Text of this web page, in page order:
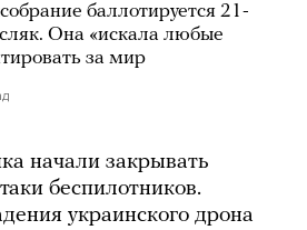
баллотируется 21-
Она «искала любые
за мир
начали закрывать
беспилотников.
украинского дрона